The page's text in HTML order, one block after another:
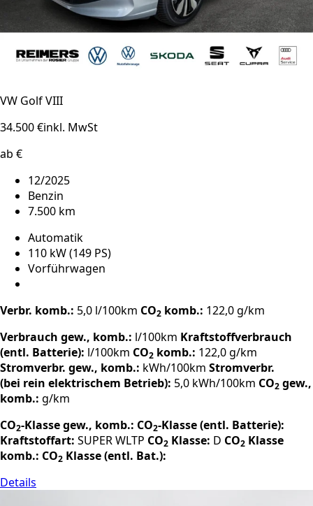
VW Golf VIII
34.500 €inkl. MwSt
ab €
12/2025
Benzin
7.500 km
Automatik
110 kW (149 PS)
Vorführwagen
Verbr. komb.: 5,0 l/100km CO2 komb.: 122,0 g/km
Verbrauch gew., komb.: l/100km Kraftstoffverbrauch
(entl. Batterie): l/100km CO2 komb.: 122,0 g/km
Stromverbr. gew., komb.: kWh/100km Stromverbr.
(bei rein elektrischem Betrieb): 5,0 kWh/100km CO2 gew.,
komb.: g/km
CO2-Klasse gew., komb.: CO2-Klasse (entl. Batterie):
Kraftstoffart: SUPERWLTP CO2 Klasse: D CO2 Klasse
komb.: CO2 Klasse (entl. Bat.):
Details